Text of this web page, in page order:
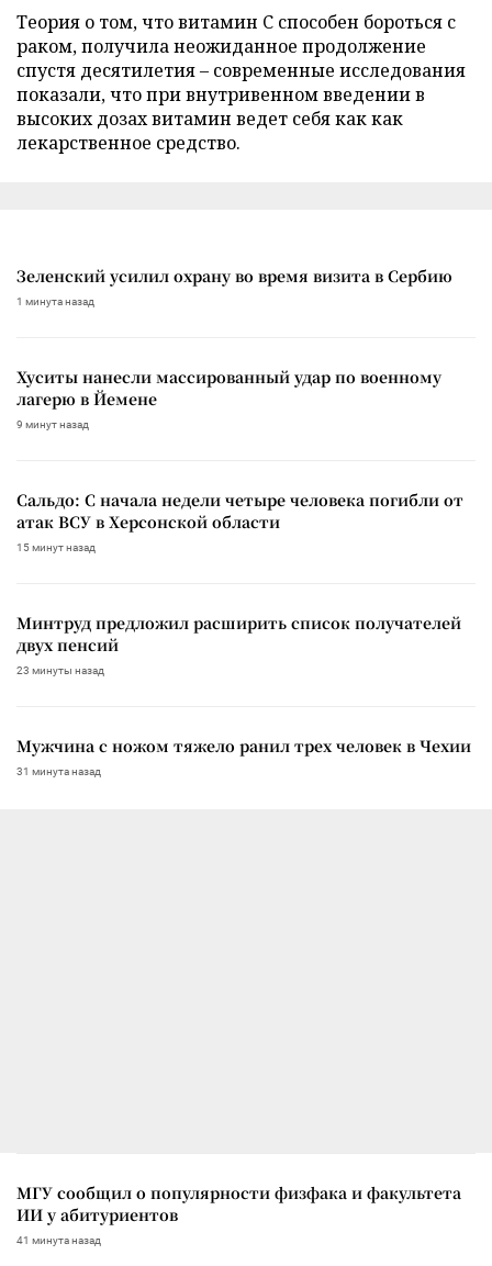
Теория о том, что витамин C способен бороться с
раком, получила неожиданное продолжение
спустя десятилетия – современные исследования
показали, что при внутривенном введении в
высоких дозах витамин ведет себя как как
лекарственное средство.
Зеленский усилил охрану во время визита в Сербию
1 минута назад
Хуситы нанесли массированный удар по военному
лагерю в Йемене
9 минут назад
Сальдо: С начала недели четыре человека погибли от
атак ВСУ в Херсонской области
15 минут назад
Минтруд предложил расширить список получателей
двух пенсий
23 минуты назад
Мужчина с ножом тяжело ранил трех человек в Чехии
31 минута назад
МГУ сообщил о популярности физфака и факультета
ИИ у абитуриентов
41 минута назад